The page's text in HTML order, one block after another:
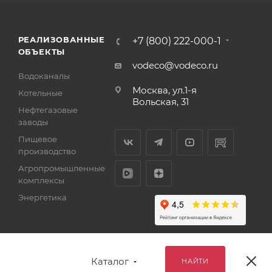
РЕАЛИЗОВАННЫЕ
ОБЪЕКТЫ
Водоканалы
Котельные
Нефтегазовые
заводы
Пищевое
производство
Агропромышленные
комплексы
Энергетика
+7 (800) 222-000-1
vodeco@vodeco.ru
Москва, ул.1-я
Вольская, 31
НАЙТИ
Каталог